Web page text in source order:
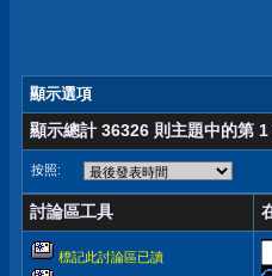
顯示選項
顯示總計 36326 則主題中的第 1
按照:
討論區工具
標記此討論區已讀